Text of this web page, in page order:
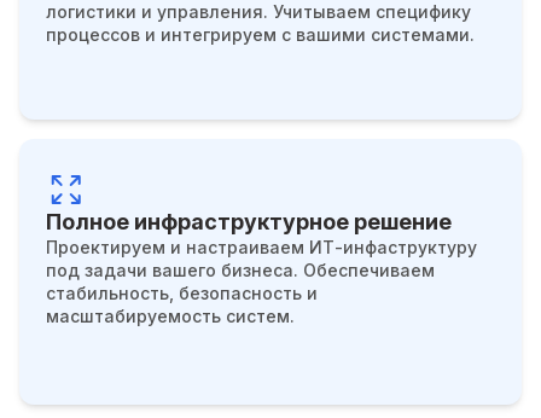
логистики и управления. Учитываем специфику
процессов и интегрируем с вашими системами.
Полное инфраструктурное решение
Проектируем и настраиваем ИТ-инфаструктуру
под задачи вашего бизнеса. Обеспечиваем
стабильность, безопасность и
масштабируемость систем.